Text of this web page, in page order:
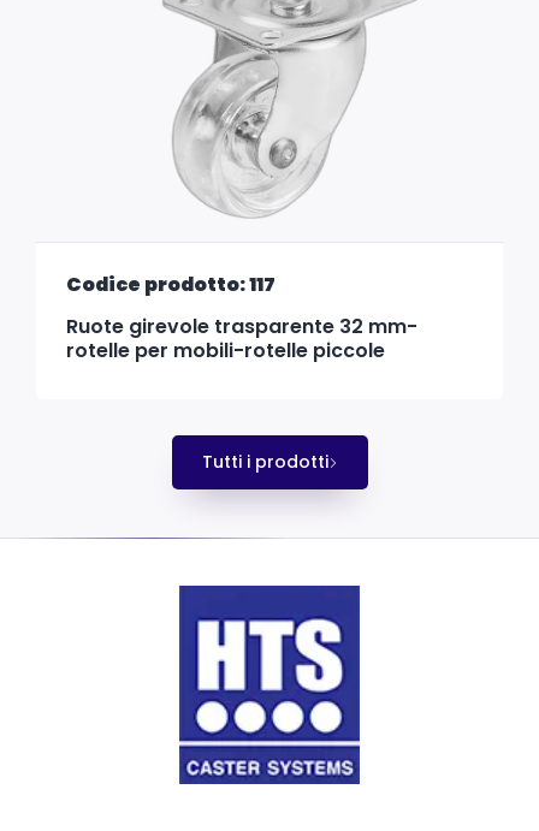
Codice prodotto: 117
Ruote girevole trasparente 32 mm-
rotelle per mobili-rotelle piccole
Tutti i prodotti